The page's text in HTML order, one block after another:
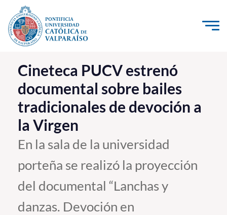
Click acá para ir directamente al contenido
La Universidad
Investigación, Creación e Innovación
PUCV Internacional
Vinculación con el Medio
Admisión
Pregrado
Postgrado
Cineteca PUCV estrenó
documental sobre bailes
tradicionales de devoción a
la Virgen
En la sala de la universidad
porteña se realizó la proyección
del documental “Lanchas y
danzas. Devoción en